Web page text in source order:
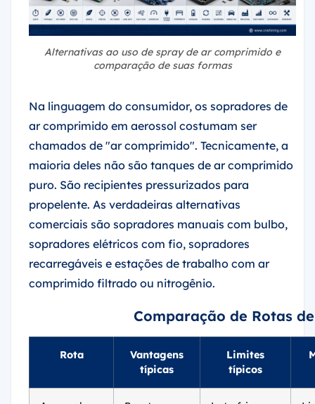
comparação de suas formas
ar comprimido em aerossol costumam ser
chamados de "ar comprimido". Tecnicamente, a
maioria deles não são tanques de ar comprimido
puro. São recipientes pressurizados para
propelente. As verdadeiras alternativas
comerciais são sopradores manuais com bulbo,
sopradores elétricos com fio, sopradores
recarregáveis e estações de trabalho com ar
comprimido filtrado ou nitrogênio.
Comparação de Rotas
típicas
típicos